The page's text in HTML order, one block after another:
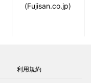
(Fujisan.co.jp)
利用規約